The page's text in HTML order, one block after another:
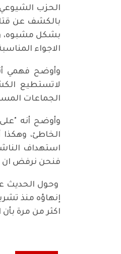
بالكشف عن
بشكل مشبوه،
الاجواء
وأوضح فهمي
لاتستطيع
الجماعات
وأوضح أنه
الخاطئ، وهكذا
استهداف
فنحن نرفض ان
وحول الحديث
اكثر من مرة